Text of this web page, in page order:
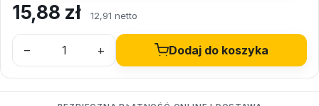
15,88 zł 12,91 netto
– + Dodaj do koszyka